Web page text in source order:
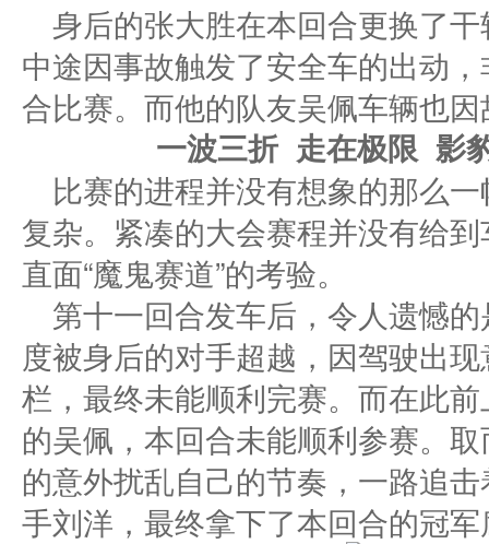
身后的张大胜在本回合更换了
中途因事故触发了安全车的出动
合比赛。而他的队友吴佩车辆也
一波三折 走在极限 影
比赛的进程并没有想象的那么
复杂。紧凑的大会赛程并没有给
直面“魔鬼赛道”的考验。
第十一回合发车后，令人遗憾
度被身后的对手超越，因驾驶出
栏，最终未能顺利完赛。而在此
的吴佩，本回合未能顺利参赛。
的意外扰乱自己的节奏，一路追
手刘洋，最终拿下了本回合的冠